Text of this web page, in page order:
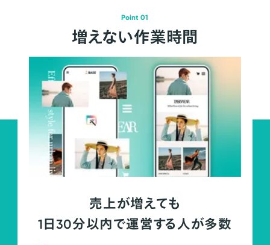
Point 01
増えない作業時間
売上が増えても
1日30分以内で運営する人が多数